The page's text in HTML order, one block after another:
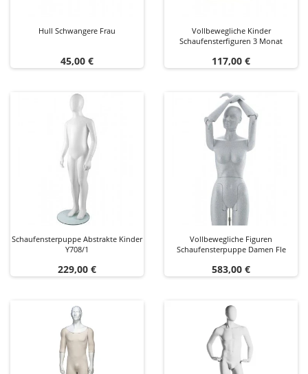
Hull Schwangere Frau
Preis
45,00 €
Vollbewegliche Kinder
Schaufensterfiguren 3 Monat
Preis
117,00 €
Schaufensterpuppe Abstrakte Kinder
Y708/1
Preis
229,00 €
Vollbewegliche Figuren
Schaufensterpuppe Damen Fle
Preis
583,00 €